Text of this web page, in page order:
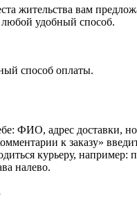
жительства вам
удобный способ.
способ оплаты.
ФИО, адрес доставки,
к заказу»
курьеру, например:
налево.